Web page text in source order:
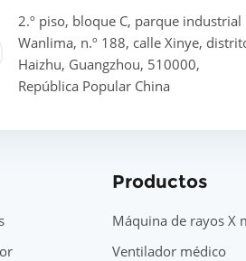
2.º piso, bloque C, parque industrial
Wanlima, n.º 188, calle Xinye,
Haizhu, Guangzhou, 510000,
República Popular China
Productos
Máquina de rayos X
Ventilador médico